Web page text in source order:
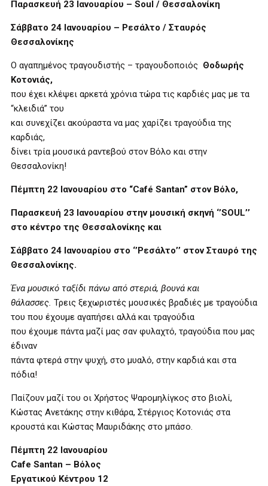
Παρασκευή 23 Ιανουαρίου – Soul / Θεσσαλονίκη
Σάββατο 24 Ιανουαρίου – Ρεσάλτο / Σταυρός
Θεσσαλονίκης
Ο αγαπημένος τραγουδιστής – τραγουδοποιός Θοδωρής
Κοτονιάς,
που έχει κλέψει αρκετά χρόνια τώρα τις καρδιές μας με τα
“κλειδιά” του
και συνεχίζει ακούραστα να μας χαρίζει τραγούδια της
καρδιάς,
δίνει τρία μουσικά ραντεβού στον Βόλο και στην
Θεσσαλονίκη!
Πέμπτη 22 Ιανουαρίου στο “Café Santan” στον Βόλο,
Παρασκευή 23 Ιανουαρίου στην μουσική σκηνή ‘’SOUL’’
στο κέντρο της Θεσσαλονίκης και
Σάββατο 24 Ιανουαρίου στο ‘’Ρεσάλτο’’ στον Σταυρό της
Θεσσαλονίκης.
Ένα μουσικό ταξίδι πάνω από στεριά, βουνά και
θάλασσες. Τρεις ξεχωριστές μουσικές βραδιές με τραγούδια
του που έχουμε αγαπήσει αλλά και τραγούδια
που έχουμε πάντα μαζί μας σαν φυλαχτό, τραγούδια που μας
έδιναν
πάντα φτερά στην ψυχή, στο μυαλό, στην καρδιά και στα
πόδια!
Παίζουν μαζί του οι Χρήστος Ψαρομηλίγκος στο βιολί,
Κώστας Ανετάκης στην κιθάρα, Στέργιος Κοτονιάς στα
κρουστά και Κώστας Μαυριδάκης στο μπάσο.
Πέμπτη 22 Ιανουαρίου
Cafe Santan – Βόλος
Εργατικού Κέντρου 12